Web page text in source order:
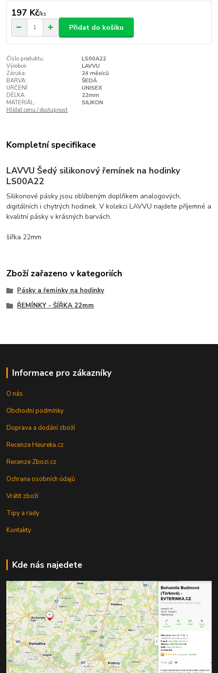
197 Kč/ks
Přidat do košíku
Číslo produktu:
LS00A22
Výrobce:
LAVVU
Záruka:
24 měsíců
BARVA:
ŠEDÁ
URČENÍ:
UNISEX
DÉLKA:
22mm
MATERIÁL:
SILIKON
Hlídat cenu / dostupnost
Kompletní specifikace
LAVVU Šedý silikonový řemínek na hodinky
LS00A22
Silikonové pásky jsou oblíbeným doplňkem analogových,
digitálních i chytrých hodinek. V kolekci LAVVU najdete příjemné a
kvalitní pásky v krásných barvách.
šířka 22mm
Zboží zařazeno v kategoriích
Pásky a řemínky na hodinky
ŘEMÍNKY - ŠÍŘKA 22mm
Informace pro zákazníky
O nás
Obchodní podmínky
Doprava a dodání zboží
Recenze Heureka.cz
Recenze Zbozi.cz
Ochrana osobních údajů
Vrátit zboží
Tipy a rady
Kontakty
Kde nás najedete